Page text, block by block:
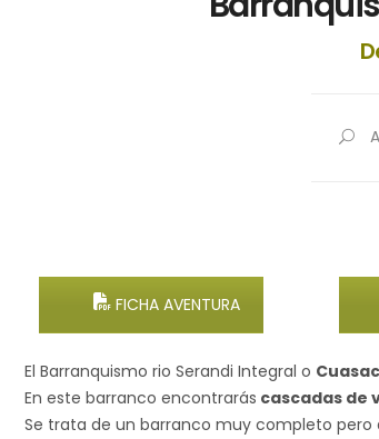
FICHA AVENTURA
El Barranquismo rio Serandi Integral o
En este barranco encontrarás cascadas de
Se trata de un barranco muy completo